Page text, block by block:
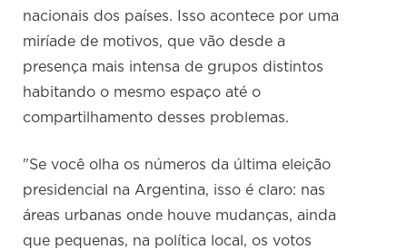
nacionais dos países. Isso acontece por uma
miríade de motivos, que vão desde a
presença mais intensa de grupos distintos
habitando o mesmo espaço até o
compartilhamento desses problemas.
"Se você olha os números da última eleição
presidencial na Argentina, isso é claro: nas
áreas urbanas onde houve mudanças, ainda
que pequenas, na política local, os votos